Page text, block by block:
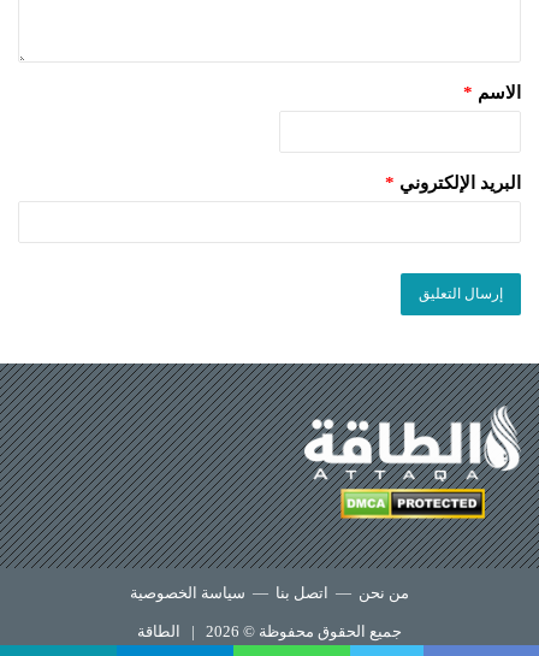
الاسم *
البريد الإلكتروني *
من نحن — اتصل بنا — سياسة الخصوصية
جميع الحقوق محفوظة © 2026 | الطاقة